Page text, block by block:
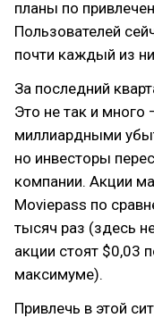
планы по
Пользователей
почти каждый из
За последний
Это не так и
миллиардными
но инвесторы
компании. Акции
Moviepass по
тысяч раз (здесь
акции стоят $0,03
максимуме).
Привлечь в этой